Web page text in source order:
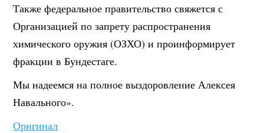
Также федеральное правительство свяжется с
Организацией по запрету распространения
химического оружия (ОЗХО) и проинформирует
фракции в Бундестаге.
Мы надеемся на полное выздоровление Алексея
Навального».
Оригинал